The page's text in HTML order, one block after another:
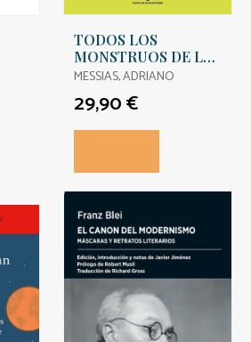
TODOS LOS
MONSTRUOS DE LA
TIERRA
MESSIAS, ADRIANO
29,90 €